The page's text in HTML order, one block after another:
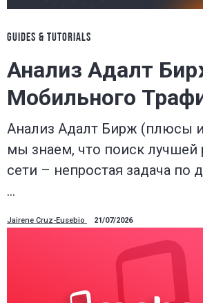
GUIDES & TUTORIALS
Анализ Адалт
Мобильного
Анализ Адалт Бирж (плюсы
мы знаем, что поиск лучшей
сети – непростая задача по
…
Jairene Cruz-Eusebio 21/07/2026